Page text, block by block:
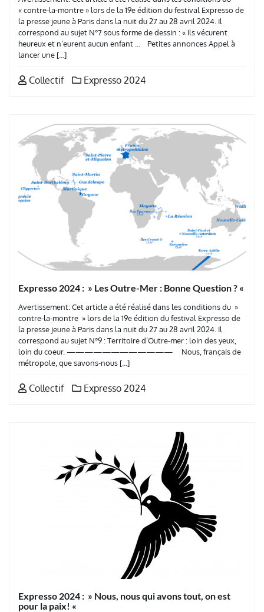
« contre-la-montre » lors de la 19e édition du festival Expresso de
la presse jeune à Paris dans la nuit du 27 au 28 avril 2024. Il
correspond au sujet N°7 sous forme de dessin : « Ils vécurent
heureux et n’eurent aucun enfant … Petites annonces Appel à
lancer une […]
Collectif Expresso 2024
Expresso 2024 : » Les Outre-Mer : Bonne Question ? «
Avertissement: Cet article a été réalisé dans les conditions du »
contre-la-montre » lors de la 19e édition du festival Expresso de
la presse jeune à Paris dans la nuit du 27 au 28 avril 2024. Il
correspond au sujet N°9 : Territoire d’Outre-mer : loin des yeux,
loin du coeur. ———————————— Nous, français de
métropole, que savons-nous […]
Collectif Expresso 2024
Expresso 2024 : » Nous, nous qui avons tout, on est
pour la paix! «